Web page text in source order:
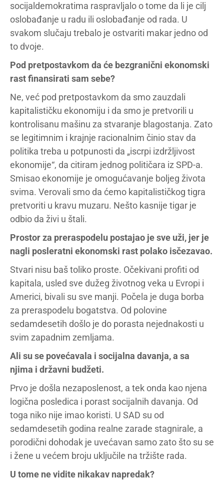
socijaldemokratima raspravljalo o tome da li je cilj
oslobađanje u radu ili oslobađanje od rada. U
svakom slučaju trebalo je ostvariti makar jedno od
to dvoje.
Pod pretpostavkom da će bezgranični ekonomski
rast finansirati sam sebe?
Ne, već pod pretpostavkom da smo zauzdali
kapitalističku ekonomiju i da smo je pretvorili u
kontrolisanu mašinu za stvaranje blagostanja. Zato
se legitimnim i krajnje racionalnim činio stav da
politika treba u potpunosti da „iscrpi izdržljivost
ekonomije“, da citiram jednog političara iz SPD-a.
Smisao ekonomije je omogućavanje boljeg života
svima. Verovali smo da ćemo kapitalističkog tigra
pretvoriti u kravu muzaru. Nešto kasnije tigar je
odbio da živi u štali.
Prostor za preraspodelu postajao je sve uži, jer je
nagli posleratni ekonomski rast polako isčezavao.
Stvari nisu baš toliko proste. Očekivani profiti od
kapitala, usled sve dužeg životnog veka u Evropi i
Americi, bivali su sve manji. Počela je duga borba
za preraspodelu bogatstva. Od polovine
sedamdesetih došlo je do porasta nejednakosti u
svim zapadnim zemljama.
Ali su se povećavala i socijalna davanja, a sa
njima i državni budžeti.
Prvo je došla nezaposlenost, a tek onda kao njena
logična posledica i porast socijalnih davanja. Od
toga niko nije imao koristi. U SAD su od
sedamdesetih godina realne zarade stagnirale, a
porodični dohodak je uvećavan samo zato što su se
i žene u većem broju uključile na tržište rada.
U tome ne vidite nikakav napredak?